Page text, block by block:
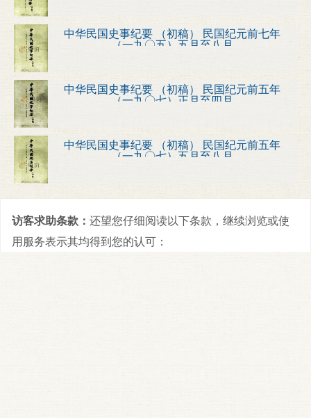
中华民国史事纪要 （初稿） 民国纪元前七年
（一九〇五）五月至八月
中华民国史事纪要 （初稿） 民国纪元前五年
（一九〇七）正月至四月
中华民国史事纪要 （初稿） 民国纪元前五年
（一九〇七）五月至八月
访客求助条款： 还望您仔细阅读以下条款，继续浏览或使
用服务表示其均得到您的认可：